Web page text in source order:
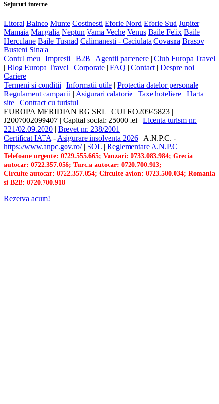
Sejururi interne
Litoral Balneo Munte Costinesti Eforie Nord Eforie Sud Jupiter
Mamaia Mangalia Neptun Vama Veche Venus Baile Felix Baile
Herculane Baile Tusnad Calimanesti - Caciulata Covasna Brasov
Busteni Sinaia
Contul meu
Impresii B2B | Agentii partenere
Club Europa Travel
Blog Europa Travel Corporate FAQ Contact| Despre noi
Cariere
Termeni si conditii
Informatii utile Protectia datelor personale
Regulament campanii Asigurari calatorie Taxe hoteliere
Harta
site
Contract cu turistul
EUROPA MERIDIAN RG SRL
CUI RO20945823
J2007002099407
Capital social: 25000 lei
Licenta turism nr.
221/02.09.2020
Brevet nr. 238/2001
Certificat IATA-Asigurare insolventa 2026 A.N.P.C. -
https://www.anpc.gov.ro/| SOL Reglementare A.N.P.C
Telefoane urgente: 0729.555.665; Vanzari: 0733.083.984; Grecia
autocar: 0722.357.056; Turcia autocar: 0720.700.913;
Circuite autocar: 0722.357.054; Circuite avion: 0723.500.034; Romania
si B2B: 0720.700.918
Rezerva acum!